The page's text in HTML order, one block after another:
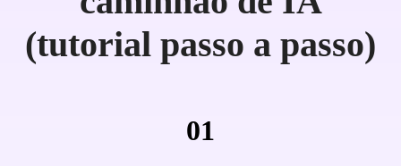
(tutorial passo a passo)
01